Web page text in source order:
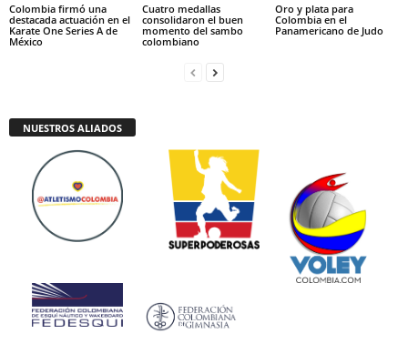
Colombia firmó una
destacada actuación en el
Karate One Series A de
México
Cuatro medallas
consolidaron el buen
momento del sambo
colombiano
Oro y plata para
Colombia en el
Panamericano de Judo
NUESTROS ALIADOS